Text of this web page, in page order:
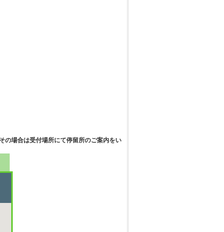
の場合は受付場所にて停留所のご案内をい